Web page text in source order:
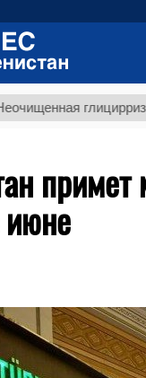
глицирризиновая